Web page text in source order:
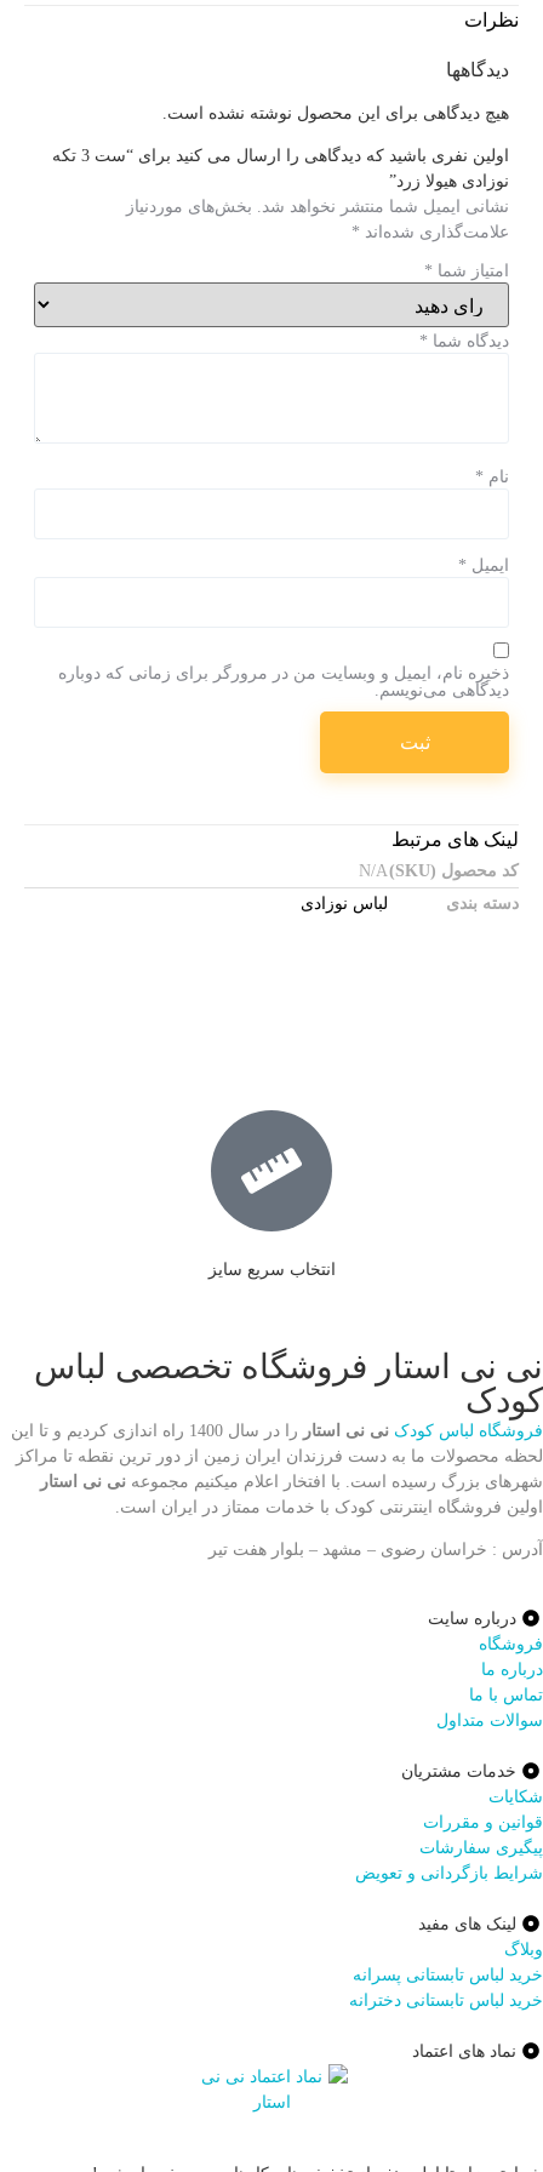
نظرات
دیدگاهها
هیچ دیدگاهی برای این محصول نوشته نشده است.
اولین نفری باشید که دیدگاهی را ارسال می کنید برای “ست 3 تکه
نوزادی هیولا زرد”
نشانی ایمیل شما منتشر نخواهد شد. بخش‌های موردنیاز
علامت‌گذاری شده‌اند *
امتیاز شما *
دیدگاه شما *
نام *
ایمیل *
ذخیره نام، ایمیل و وبسایت من در مرورگر برای زمانی که دوباره
دیدگاهی می‌نویسم.
لینک های مرتبط
کد محصول (SKU)
N/A
دسته بندی
لباس نوزادی
انتخاب سریع سایز
نی نی استار فروشگاه تخصصی لباس
کودک
فروشگاه لباس کودک نی نی استار
را در سال 1400 راه اندازی کردیم و تا این
لحظه محصولات ما به دست فرزندان ایران زمین از دور ترین نقطه تا مراکز
شهرهای بزرگ رسیده است. با افتخار اعلام میکنیم مجموعه نی نی استار
اولین فروشگاه اینترنتی کودک با خدمات ممتاز در ایران است.
آدرس : خراسان رضوی – مشهد – بلوار هفت تیر
درباره سایت
فروشگاه
درباره ما
تماس با ما
سوالات متداول
خدمات مشتریان
شکایات
قوانین و مقررات
پیگیری سفارشات
شرایط بازگردانی و تعویض
لینک های مفید
وبلاگ
خرید لباس تابستانی پسرانه
خرید لباس تابستانی دخترانه
نماد های اعتماد